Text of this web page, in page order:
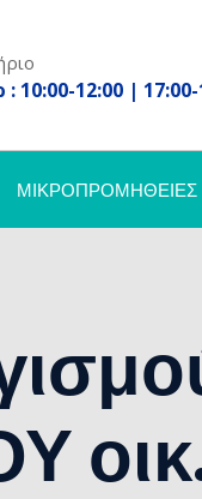
: 10:00-12:00 | 17:00-
ΜΙΚΡΟΠΡΟΜΉΘΕΙΕΣ